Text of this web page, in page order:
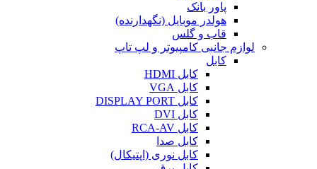
پاور بانک
هولدر موبایل (نگهدارنده)
قاب و گلس
لوازم جانبی کامپیوتر و لپ تاپ
کابل
کابل HDMI
کابل VGA
کابل DISPLAY PORT
کابل DVI
کابل RCA-AV
کابل صدا
کابل نوری (اپتیکال)